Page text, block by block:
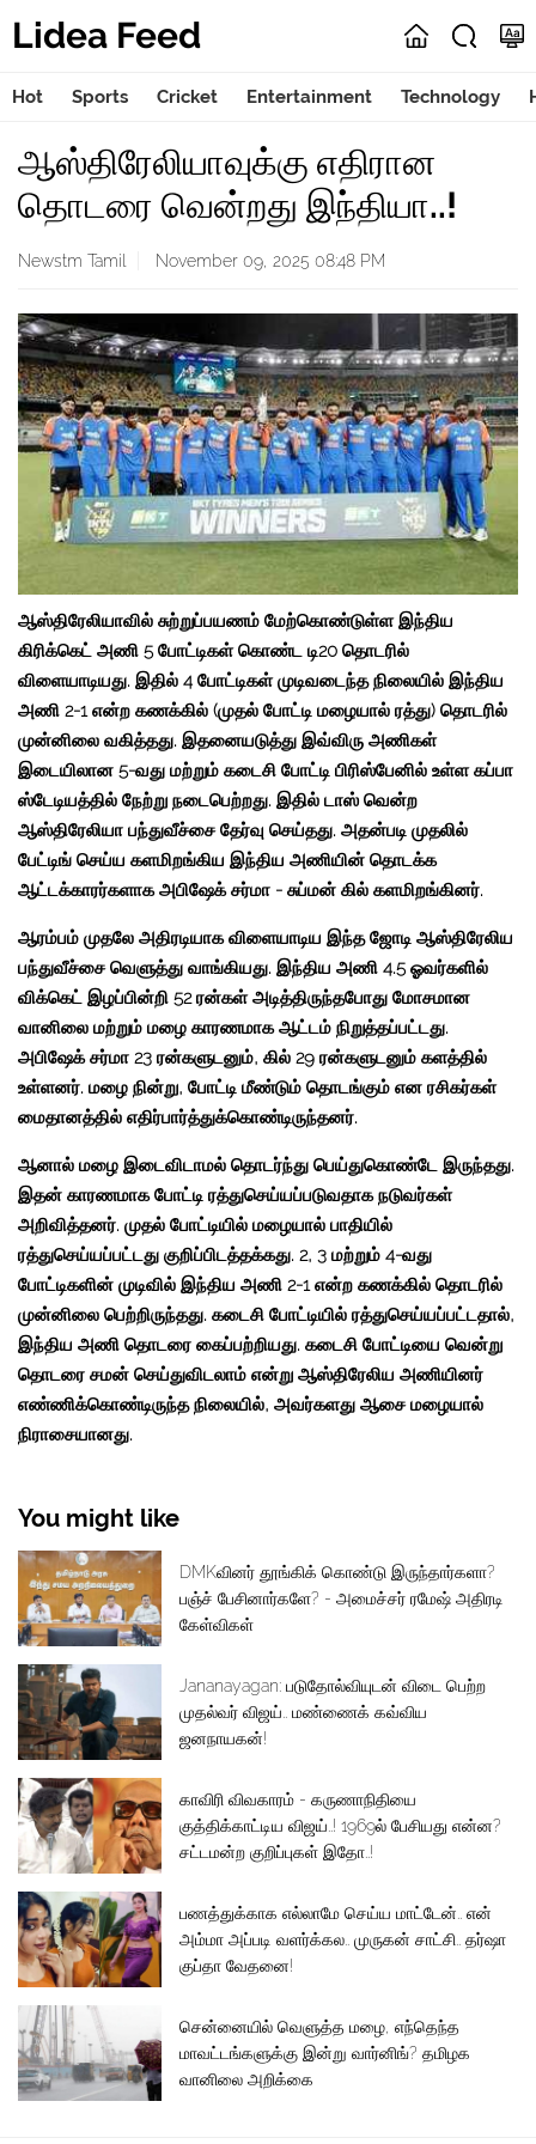
Lidea Feed
Hot Sports Cricket Entertainment Technology
ஆஸ்திரேலியாவுக்கு எதிரான
தொடரை வென்றது இந்தியா..!
Newstm Tamil November 09, 2025 08:48 PM
ஆஸ்திரேலியாவில் சுற்றுப்பயணம் மேற்கொண்டுள்ள இந்திய
கிரிக்கெட் அணி 5 போட்டிகள் கொண்ட டி20 தொடரில்
விளையாடியது. இதில் 4 போட்டிகள் முடிவடைந்த நிலையில் இந்திய
அணி 2-1 என்ற கணக்கில் (முதல் போட்டி மழையால் ரத்து) தொடரில்
முன்னிலை வகித்தது. இதனையடுத்து இவ்விரு அணிகள்
இடையிலான 5-வது மற்றும் கடைசி போட்டி பிரிஸ்பேனில் உள்ள கப்பா
ஸ்டேடியத்தில் நேற்று நடைபெற்றது. இதில் டாஸ் வென்ற
ஆஸ்திரேலியா பந்துவீச்சை தேர்வு செய்தது. அதன்படி முதலில்
பேட்டிங் செய்ய களமிறங்கிய இந்திய அணியின் தொடக்க
ஆட்டக்காரர்களாக அபிஷேக் சர்மா - சுப்மன் கில் களமிறங்கினர்.
ஆரம்பம் முதலே அதிரடியாக விளையாடிய இந்த ஜோடி ஆஸ்திரேலிய
பந்துவீச்சை வெளுத்து வாங்கியது. இந்திய அணி 4.5 ஓவர்களில்
விக்கெட் இழப்பின்றி 52 ரன்கள் அடித்திருந்தபோது மோசமான
வானிலை மற்றும் மழை காரணமாக ஆட்டம் நிறுத்தப்பட்டது.
அபிஷேக் சர்மா 23 ரன்களுடனும், கில் 29 ரன்களுடனும் களத்தில்
உள்ளனர். மழை நின்று, போட்டி மீண்டும் தொடங்கும் என ரசிகர்கள்
மைதானத்தில் எதிர்பார்த்துக்கொண்டிருந்தனர்.
ஆனால் மழை இடைவிடாமல் தொடர்ந்து பெய்துகொண்டே இருந்தது.
இதன் காரணமாக போட்டி ரத்துசெய்யப்படுவதாக நடுவர்கள்
அறிவித்தனர். முதல் போட்டியில் மழையால் பாதியில்
ரத்துசெய்யப்பட்டது குறிப்பிடத்தக்கது. 2, 3 மற்றும் 4-வது
போட்டிகளின் முடிவில் இந்திய அணி 2-1 என்ற கணக்கில் தொடரில்
முன்னிலை பெற்றிருந்தது. கடைசி போட்டியில் ரத்துசெய்யப்பட்டதால்,
இந்திய அணி தொடரை கைப்பற்றியது. கடைசி போட்டியை வென்று
தொடரை சமன் செய்துவிடலாம் என்று ஆஸ்திரேலிய அணியினர்
எண்ணிக்கொண்டிருந்த நிலையில், அவர்களது ஆசை மழையால்
நிராசையானது.
You might like
DMKவினர் தூங்கிக் கொண்டு இருந்தார்களா?
பஞ்ச் பேசினார்களே? - அமைச்சர் ரமேஷ் அதிரடி
கேள்விகள்
Jananayagan: படுதோல்வியுடன் விடை பெற்ற
முதல்வர் விஜய்.. மண்ணைக் கவ்விய
ஜனநாயகன்!
காவிரி விவகாரம் - கருணாநிதியை
குத்திக்காட்டிய விஜய்..! 1969ல் பேசியது என்ன?
சட்டமன்ற குறிப்புகள் இதோ..!
பணத்துக்காக எல்லாமே செய்ய மாட்டேன்.. என்
அம்மா அப்படி வளர்க்கல.. முருகன் சாட்சி.. தர்ஷா
குப்தா வேதனை!
சென்னையில் வெளுத்த மழை, எந்தெந்த
மாவட்டங்களுக்கு இன்று வார்னிங்? தமிழக
வானிலை அறிக்கை